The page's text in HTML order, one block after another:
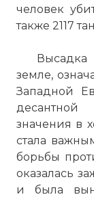
человек
также 2117
земле,
Западной
десантной
значения в
стала
борьбы
оказалась
и была